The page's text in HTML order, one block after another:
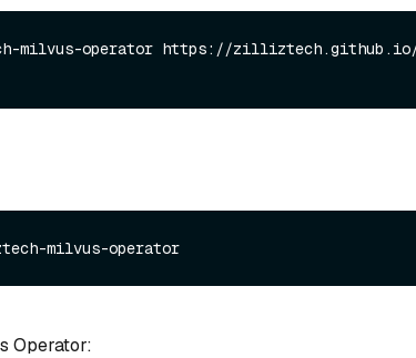
milvus-operator https://
Operator: